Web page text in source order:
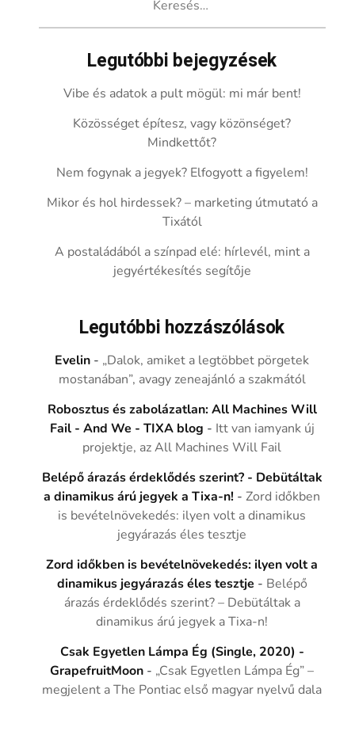
Legutóbbi bejegyzések
Vibe és adatok a pult mögül: mi már bent!
Közösséget építesz, vagy közönséget?
Mindkettőt?
Nem fogynak a jegyek? Elfogyott a figyelem!
Mikor és hol hirdessek? – marketing útmutató a
Tixától
A postaládából a színpad elé: hírlevél, mint a
jegyértékesítés segítője
Legutóbbi hozzászólások
Evelin - „Dalok, amiket a legtöbbet pörgetek
mostanában”, avagy zeneajánló a szakmától
Robosztus és zabolázatlan: All Machines Will
Fail - And We - TIXA blog - Itt van iamyank új
projektje, az All Machines Will Fail
Belépő árazás érdeklődés szerint? - Debütáltak
a dinamikus árú jegyek a Tixa-n! -Zord időkben
is bevételnövekedés: ilyen volt a dinamikus
jegyárazás éles tesztje
Zord időkben is bevételnövekedés: ilyen volt a
dinamikus jegyárazás éles tesztje - Belépő
árazás érdeklődés szerint? – Debütáltak a
dinamikus árú jegyek a Tixa-n!
Csak Egyetlen Lámpa Ég (Single, 2020) -
GrapefruitMoon - „Csak Egyetlen Lámpa Ég” –
megjelent a The Pontiac első magyar nyelvű dala